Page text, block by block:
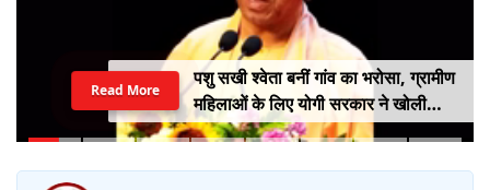
पशु सखी श्वेता बनीं गांव का भरोसा, ग्रामीण
महिलाओं के लिए योगी सरकार ने खोली
आत्मनिर्भरता की राह
Read More